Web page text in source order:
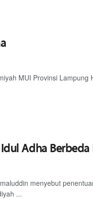
MUI Provinsi Lampung
Adha
menyebut
...